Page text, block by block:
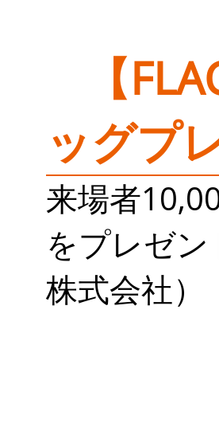
【
ッグプ
来場者
をプレゼ
株式会社）